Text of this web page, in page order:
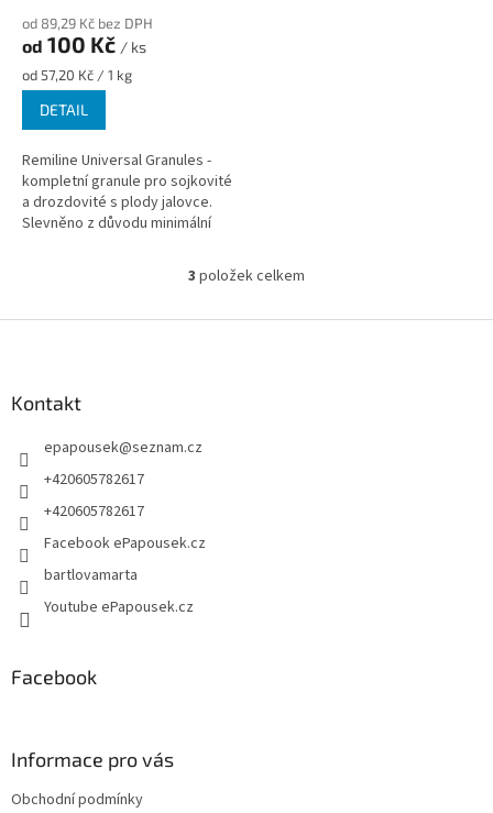
od 89,29 Kč bez DPH
od 100 Kč / ks
Měrná
cena:
od 57,20 Kč / 1 kg
DETAIL
Remiline Universal Granules -
kompletní granule pro sojkovité
a drozdovité s plody jalovce.
Slevněno z důvodu minimální
O
l
3 položek celkem
Kontakt
epapousek@seznam.cz
+420605782617
+420605782617
Facebook ePapousek.cz
bartlovamarta
Youtube ePapousek.cz
Facebook
Informace pro vás
Obchodní podmínky